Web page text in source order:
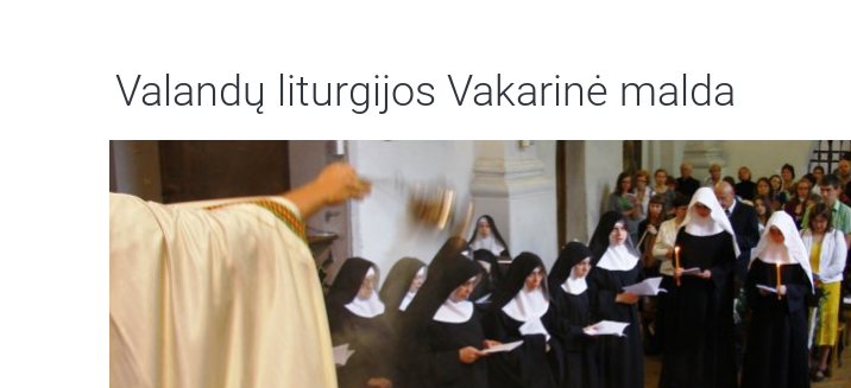
Valandų liturgijos Vakarinė malda